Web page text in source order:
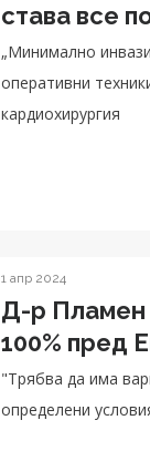
става все
„Минимално
оперативни
кардиохирургия
1 апр 2024
Д-р Пламен
100% пред
"Трябва да има
определени